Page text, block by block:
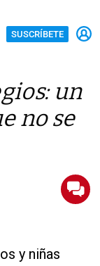
SUSCRÍBETE
un
no se
y niñas